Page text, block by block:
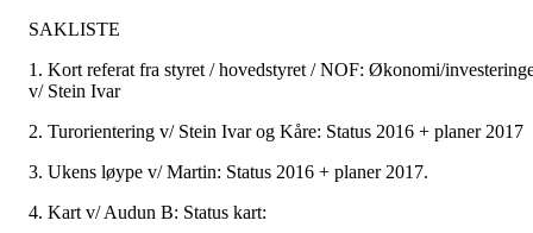
SAKLISTE
1. Kort referat fra styret / hovedstyret / NOF: Økonomi/
v/ Stein Ivar
2. Turorientering v/ Stein Ivar og Kåre: Status 2016 + planer 2017
3. Ukens løype v/ Martin: Status 2016 + planer 2017.
4. Kart v/ Audun B: Status kart: